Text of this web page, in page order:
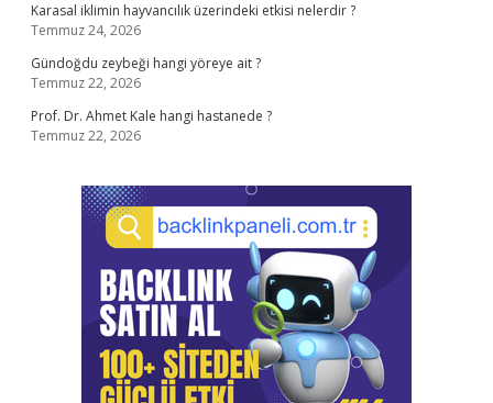
Karasal iklimin hayvancılık üzerindeki etkisi nelerdir ?
Temmuz 24, 2026
Gündoğdu zeybeği hangi yöreye ait ?
Temmuz 22, 2026
Prof. Dr. Ahmet Kale hangi hastanede ?
Temmuz 22, 2026